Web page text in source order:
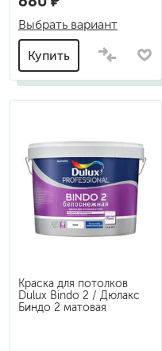
Выбрать вариант
Купить
Краска для потолков
Dulux Bindo 2 / Дюлакс
Биндо 2 матовая